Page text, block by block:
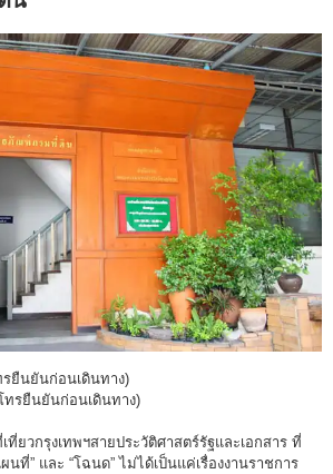
ยืนยันก่อนเดินทาง)
ทรยืนยันก่อนเดินทาง)
เที่ยวกรุงเทพฯสายประวัติศาสตร์รัฐและเอกสาร ที่
นที่” และ “โฉนด” ไม่ได้เป็นแค่เรื่องงานราชการ